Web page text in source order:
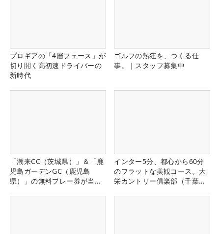
プロギアの「4層フェース」が
切り開く高初速ドライバーの
新時代
ゴルフの熱狂を、つくる仕
事。｜スタッフ募集中
「潮来CC（茨城県）」＆「鹿
児島ガーデンGC（鹿児島
県）」の無料プレー券が当た
インター5分、都心から60分
のフラットな美観コース。大
栄カントリー俱楽部（千葉